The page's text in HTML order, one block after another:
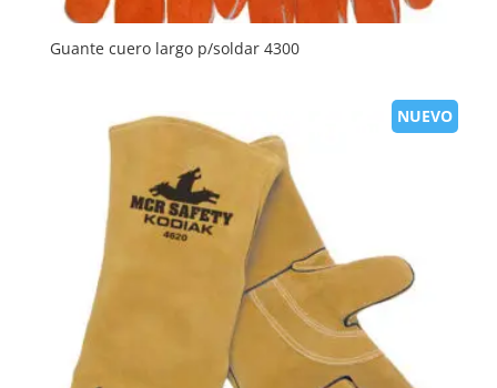
Guante cuero largo p/soldar 4300
NUEVO